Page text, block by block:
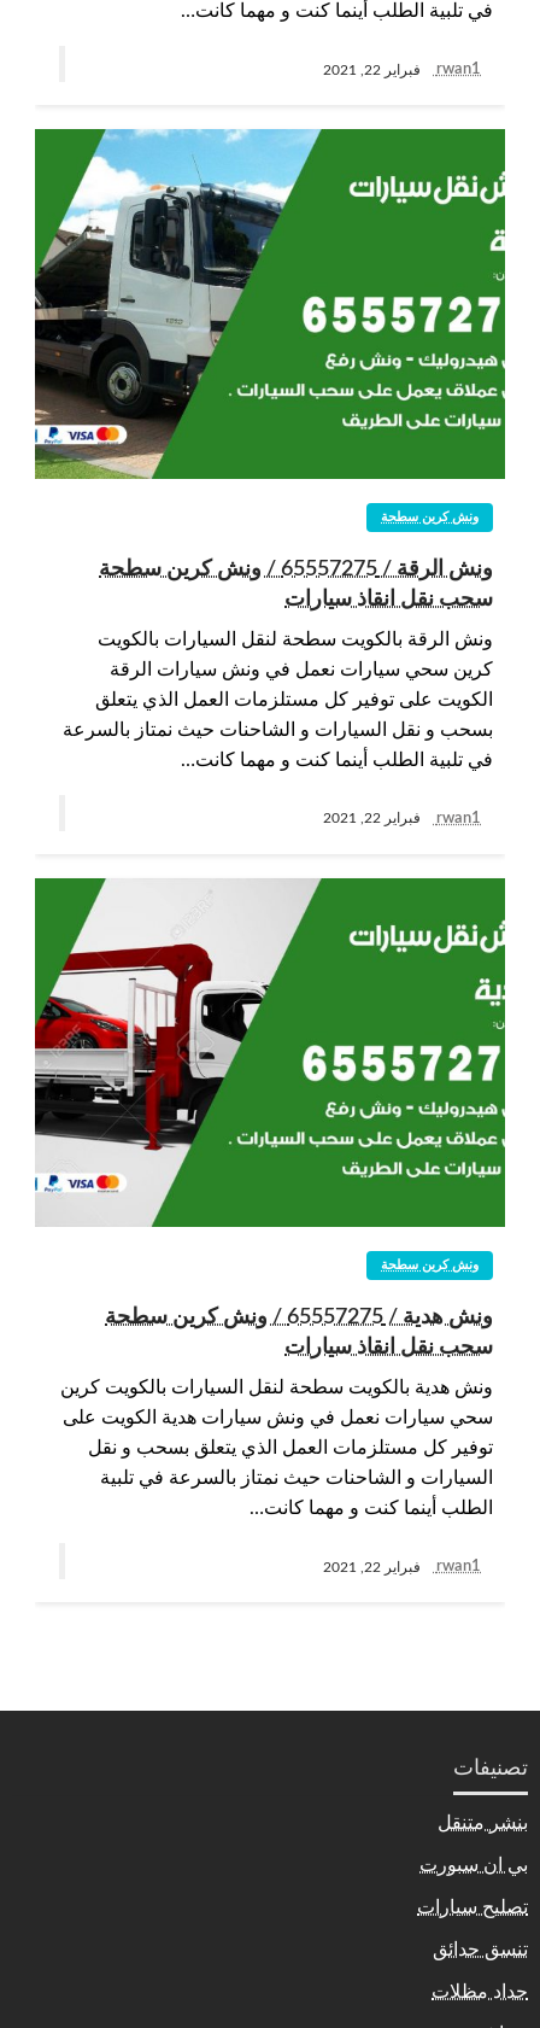
في تلبية الطلب أينما كنت و مهما كانت…
rwan1 فبراير 22, 2021
ونش كرين سطحة
ونش الرقة / 65557275 / ونش كرين سطحة
سحب نقل انقاذ سيارات
ونش الرقة بالكويت سطحة لنقل السيارات بالكويت
كرين سحي سيارات نعمل في ونش سيارات الرقة
الكويت على توفير كل مستلزمات العمل الذي يتعلق
بسحب و نقل السيارات و الشاحنات حيث نمتاز بالسرعة
في تلبية الطلب أينما كنت و مهما كانت…
rwan1 فبراير 22, 2021
ونش كرين سطحة
ونش هدية / 65557275 / ونش كرين سطحة
سحب نقل انقاذ سيارات
ونش هدية بالكويت سطحة لنقل السيارات بالكويت كرين
سحي سيارات نعمل في ونش سيارات هدية الكويت على
توفير كل مستلزمات العمل الذي يتعلق بسحب و نقل
السيارات و الشاحنات حيث نمتاز بالسرعة في تلبية
الطلب أينما كنت و مهما كانت…
rwan1 فبراير 22, 2021
تصنيفات
بنشر متنقل
بي ان سبورت
تصليح سيارات
تنسق حدائق
حداد مظلات